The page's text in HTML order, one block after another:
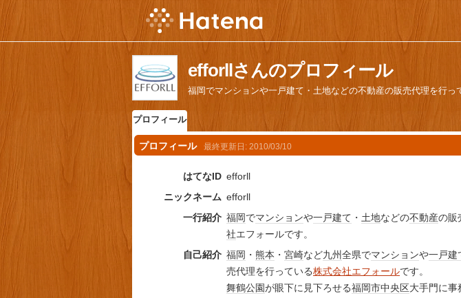
efforllさんのプロフィール
福岡でマンションや一戸建て・土地などの不動産の販売代理を行っ
プロフィール
プロフィール 最終更新日: 2010/03/10
はてなID efforll
ニックネーム efforll
一行紹介 福岡でマンションや一戸建て ・ 土地などの不動産の販
社エフォールです。
自己紹介 福岡 ・ 熊本 ・ 宮崎など九州全県でマンションや一戸建
売代理を行っている株式会社エフォールです。
舞鶴公園が眼下に見下ろせる福岡市中央区大手門に事